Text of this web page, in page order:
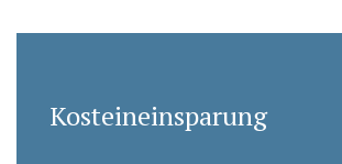
Kosteineinsparung